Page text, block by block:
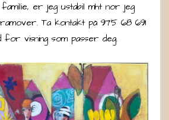
er jeg ustabil mht nor jeg
Ta kontakt på 975 68 691
visning som passer deg.